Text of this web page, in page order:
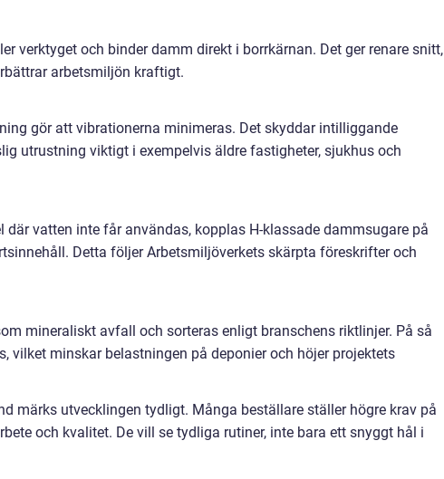
verktyget och binder damm direkt i borrkärnan. Det ger renare snitt,
arbetsmiljön kraftigt.
gör att vibrationerna minimeras. Det skyddar intilliggande
utrustning viktigt i exempelvis äldre fastigheter, sjukhus och
där vatten inte får användas, kopplas H-klassade dammsugare på
Detta följer Arbetsmiljöverkets skärpta föreskrifter och
mineraliskt avfall och sorteras enligt branschens riktlinjer. På så
vilket minskar belastningen på deponier och höjer projektets
märks utvecklingen tydligt. Många beställare ställer högre krav på
och kvalitet. De vill se tydliga rutiner, inte bara ett snyggt hål i